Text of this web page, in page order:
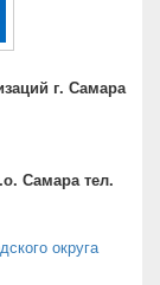
г. Самара
Самара тел.
округа